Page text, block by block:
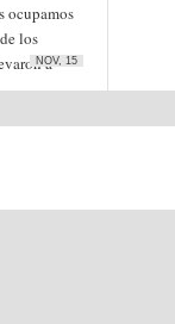
ocupamos
los
a
NOV, 15